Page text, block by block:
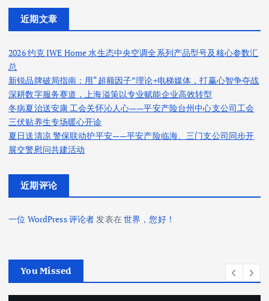
近期文章
2026 约克 IWE Home 水生态中央空调全系列产品型号及核心参数汇
总
新锐品牌破局指南：用“超额因子”理论+电梯媒体，打赢心智争夺战
深耕数字服务赛道，上海溢策以专业赋能企业高效转型
冬病夏治送安康 工会关怀沁人心——平安产险台州中心支公司工会
三伏贴养生专场暖心开诊
夏日送清凉 警保联动护平安——平安产险临海、三门支公司同步开
展交警慰问共建活动
近期评论
一位 WordPress 评论者发表在世界，您好！
You Missed